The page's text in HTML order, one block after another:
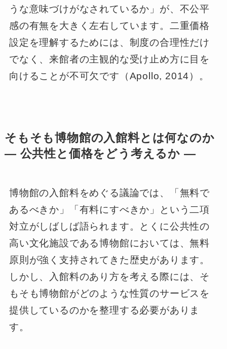
うな意味づけがなされているか」が、不公平
感の有無を大きく左右しています。二重価格
設定を理解するためには、制度の合理性だけ
でなく、来館者の主観的な受け止め方に目を
向けることが不可欠です（Apollo, 2014）。
そもそも博物館の入館料とは何なのか
― 公共性と価格をどう考えるか ―
博物館の入館料をめぐる議論では、「無料で
あるべきか」「有料にすべきか」という二項
対立がしばしば語られます。とくに公共性の
高い文化施設である博物館においては、無料
原則が強く支持されてきた歴史があります。
しかし、入館料のあり方を考える際には、そ
もそも博物館がどのような性質のサービスを
提供しているのかを整理する必要がありま
す。